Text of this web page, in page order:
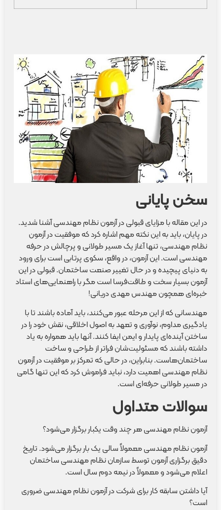
سخن پایانی
در این مقاله با مزایای قبولی در آزمون نظام مهندسی آشنا شدید.
در پایان، باید به این نکته مهم اشاره کرد که موفقیت در آزمون
نظام مهندسی، تنها آغاز یک مسیر طولانی و پرچالش در حرفه
مهندسی است. این آزمون، در واقع، سکوی پرتابی است برای ورود
به دنیای پیچیده و در حال تغییر صنعت ساختمان. قبولی در این
آزمون بسیار سخت و طاقت‌فرسا است مگر با راهنمایی‌های استاد
خبره‌ای همچون مهندس مهدی دریانی!
مهندسانی که از این مرحله عبور می‌کنند، باید آماده باشند تا با
یادگیری مداوم، نوآوری و تعهد به اصول اخلاقی، نقش خود را در
ساختن آینده‌ای پایدار و ایمن ایفا کنند. آنها باید همواره به یاد
داشته باشند که مسئولیت‌شان فراتر از طراحی و ساخت
ساختمان‌هاست. بنابراین، در حالی که تمرکز بر موفقیت در آزمون
نظام مهندسی اهمیت دارد، نباید فراموش کرد که این تنها گامی
در مسیر طولانی حرفه‌ای است.
سوالات متداول
آزمون نظام مهندسی هر چند وقت یکبار برگزار می‌شود؟
آزمون نظام مهندسی معمولاً سالی یک بار برگزار می‌شود. تاریخ
دقیق برگزاری آزمون توسط سازمان نظام مهندسی ساختمان
اعلام می‌شود و معمولاً در نیمه دوم سال است.
آیا داشتن سابقه کار برای شرکت در آزمون نظام مهندسی ضروری
است؟